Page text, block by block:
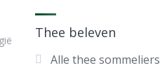
Thee beleven
Alle thee sommeliers